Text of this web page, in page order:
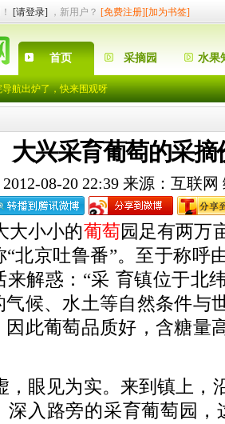
[请登录] ，新用户？ [免费注册][加为书签]
首页 采摘园 水果
航出炉了，快来围观呀
摘券
有机会享受各采摘园的优惠啊
有采摘园就可“入住”果园网了
航出炉了，快来围观呀
摘券
有机会享受各采摘园的优惠啊
，有采摘园就可“入住”果园网了
大兴采育葡萄的采摘
08-20 22:39 来源：互联
小小的葡萄园足有两万
“北京吐鲁番”。至于称呼
来解惑：“采 育镇位于北
气候、水土等自然条件与
因此葡萄品质好，含糖量
眼见为实。来到镇上，
深入路旁的采育葡萄园，